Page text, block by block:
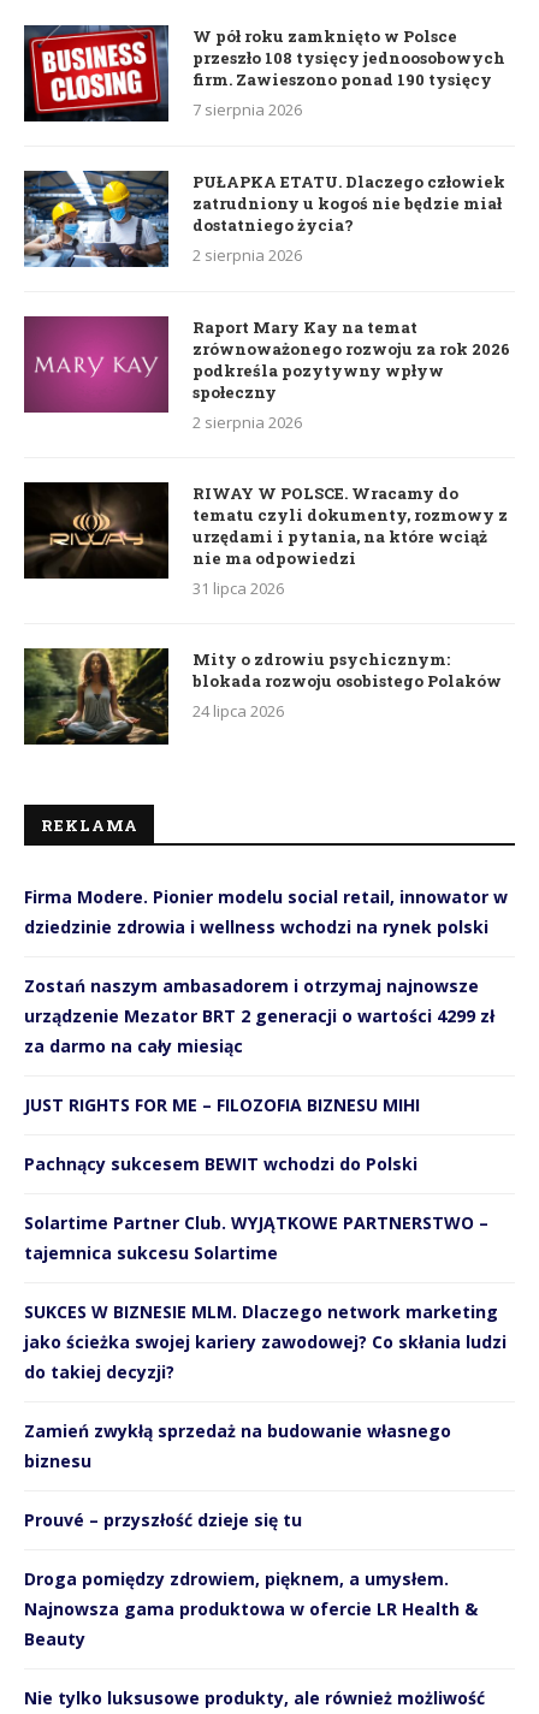
W pół roku zamknięto w Polsce
przeszło 108 tysięcy jednoosobowych
firm. Zawieszono ponad 190 tysięcy
7 sierpnia 2026
PUŁAPKA ETATU. Dlaczego człowiek
zatrudniony u kogoś nie będzie miał
dostatniego życia?
2 sierpnia 2026
Raport Mary Kay na temat
zrównoważonego rozwoju za rok 2026
podkreśla pozytywny wpływ
społeczny
2 sierpnia 2026
RIWAY W POLSCE. Wracamy do
tematu czyli dokumenty, rozmowy z
urzędami i pytania, na które wciąż
nie ma odpowiedzi
31 lipca 2026
Mity o zdrowiu psychicznym:
blokada rozwoju osobistego Polaków
24 lipca 2026
REKLAMA
Firma Modere. Pionier modelu social retail, innowator w
dziedzinie zdrowia i wellness wchodzi na rynek polski
Zostań naszym ambasadorem i otrzymaj najnowsze
urządzenie Mezator BRT 2 generacji o wartości 4299 zł
za darmo na cały miesiąc
JUST RIGHTS FOR ME – FILOZOFIA BIZNESU MIHI
Pachnący sukcesem BEWIT wchodzi do Polski
Solartime Partner Club. WYJĄTKOWE PARTNERSTWO –
tajemnica sukcesu Solartime
SUKCES W BIZNESIE MLM. Dlaczego network marketing
jako ścieżka swojej kariery zawodowej? Co skłania ludzi
do takiej decyzji?
Zamień zwykłą sprzedaż na budowanie własnego
biznesu
Prouvé – przyszłość dzieje się tu
Droga pomiędzy zdrowiem, pięknem, a umysłem.
Najnowsza gama produktowa w ofercie LR Health &
Beauty
Nie tylko luksusowe produkty, ale również możliwość